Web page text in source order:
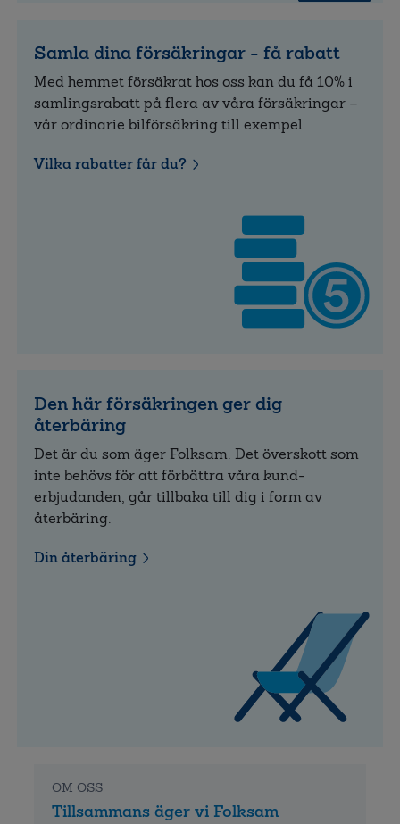
Samla dina försäkringar - få rabatt
Med hemmet försäkrat hos oss kan du få 10% i
samlings­rabatt på flera av våra för­säkringar –
vår ordinarie bilförsäkring till exempel.
Vilka rabatter får du?
Den här försäkringen ger dig
återbäring
Det är du som äger Folksam. Det över­skott som
inte behövs för att förbättra våra kund­
erbjudanden, går tillbaka till dig i form av
återbäring.
Din återbäring
OM OSS
Tillsammans äger vi Folksam